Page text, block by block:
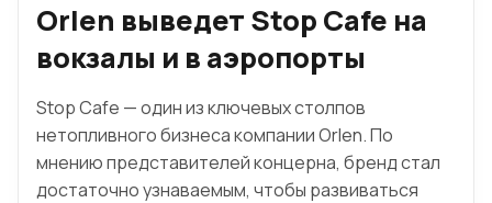
Orlen выведет Stop Cafe на
вокзалы и в аэропорты
Stop Cafe — один из ключевых столпов
нетопливного бизнеса компании Orlen. По
мнению представителей концерна, бренд стал
достаточно узнаваемым, чтобы развиваться